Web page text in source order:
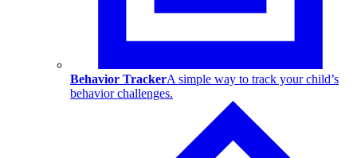
Behavior TrackerA simple way to track your child’s
behavior challenges.